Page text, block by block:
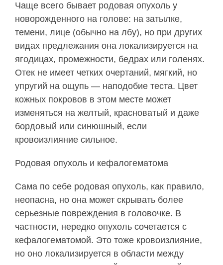
Чаще всего бывает родовая опухоль у
новорожденного на голове: на затылке,
темени, лице (обычно на лбу), но при других
видах предлежания она локализируется на
ягодицах, промежности, бедрах или голенях.
Отек не имеет четких очертаний, мягкий, но
упругий на ощупь — наподобие теста. Цвет
кожных покровов в этом месте может
изменяться на желтый, красноватый и даже
бордовый или синюшный, если
кровоизлияние сильное.
Родовая опухоль и кефалогематома
Сама по себе родовая опухоль, как правило,
неопасна, но она может скрывать более
серьезные повреждения в головочке. В
частности, нередко опухоль сочетается с
кефалогематомой. Это тоже кровоизлияние,
но оно локализируется в области между